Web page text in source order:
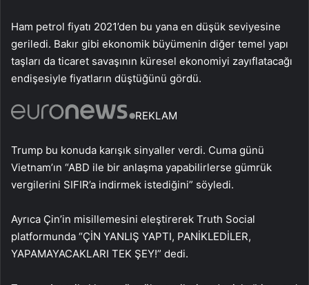
Ham petrol fiyatı 2021’den bu yana en düşük seviyesine
geriledi. Bakır gibi ekonomik büyümenin diğer temel yapı
taşları da ticaret savaşının küresel ekonomiyi zayıflatacağı
endişesiyle fiyatların düştüğünü gördü.
REKLAM
Trump bu konuda karışık sinyaller verdi. Cuma günü
Vietnam’ın “ABD ile bir anlaşma yapabilirlerse gümrük
vergilerini SIFIR’a indirmek istediğini” söyledi.
Ayrıca Çin’in misillemesini eleştirerek Truth Social
platformunda “ÇİN YANLIŞ YAPTI, PANİKLEDİLER,
YAPAMAYACAKLARI TEK ŞEY!” dedi.